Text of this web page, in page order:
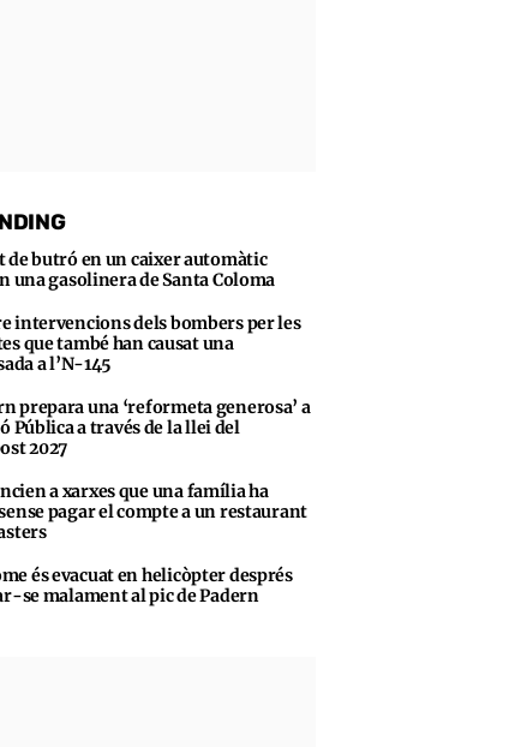
butró en un caixer automàtic
una gasolinera de Santa Coloma
intervencions dels bombers per les
que també han causat una
a l’N-145
prepara una ‘reformeta generosa’ a
Pública a través de la llei del
2027
a xarxes que una família ha
pagar el compte a un restaurant
és evacuat en helicòpter després
se malament al pic de Padern